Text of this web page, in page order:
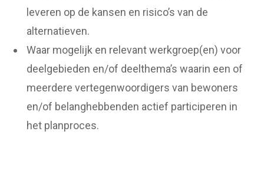
leveren op de kansen en risico’s van de
alternatieven.
Waar mogelijk en relevant werkgroep(en) voor
deelgebieden en/of deelthema’s waarin een of
meerdere vertegenwoordigers van bewoners
en/of belanghebbenden actief participeren in
het planproces.